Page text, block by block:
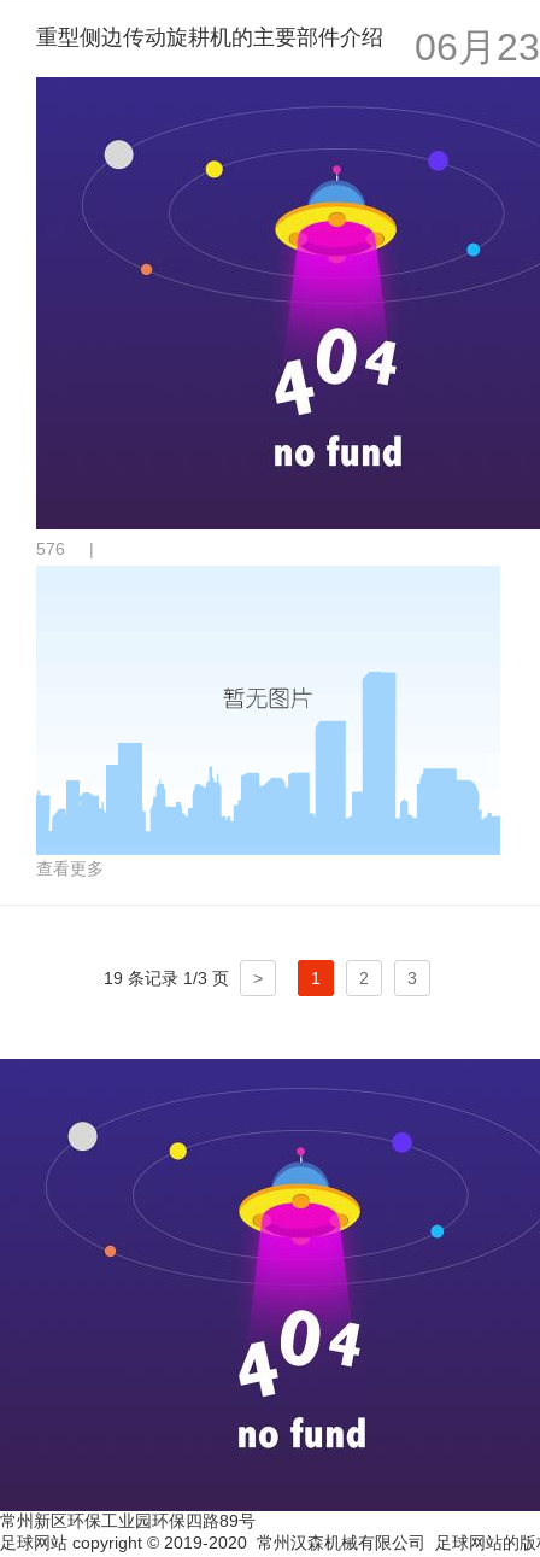
重型侧边传动旋耕机的主要部件介绍 06月23
576 |
查看更多
19 条记录 1/3 页 > 1 2 3
常州新区环保工业园环保四路89号
足球网站 copyright © 2019-2020 常州汉森机械有限公司 足球网站的